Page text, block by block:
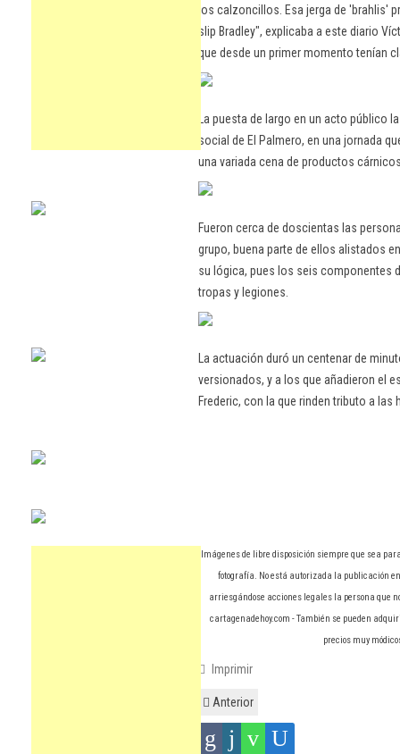
los calzoncillos. Esa jerga de 'brahlis'
slip Bradley", explicaba a este diario
que desde un primer momento tenían
La puesta de largo en un acto público
social de El Palmero, en una jornada
una variada cena de productos
Fueron cerca de doscientas las
grupo, buena parte de ellos alistados
su lógica, pues los seis componentes
tropas y legiones.
La actuación duró un centenar de
versionados, y a los que añadieron el
Frederic, con la que rinden tributo a
Imágenes de libre disposición siempre que sea
fotografía. No está autorizada la publicación
arriesgándose acciones legales la persona que
cartagenadehoy.com - También se pueden
precios muy
Imprimir
Anterior